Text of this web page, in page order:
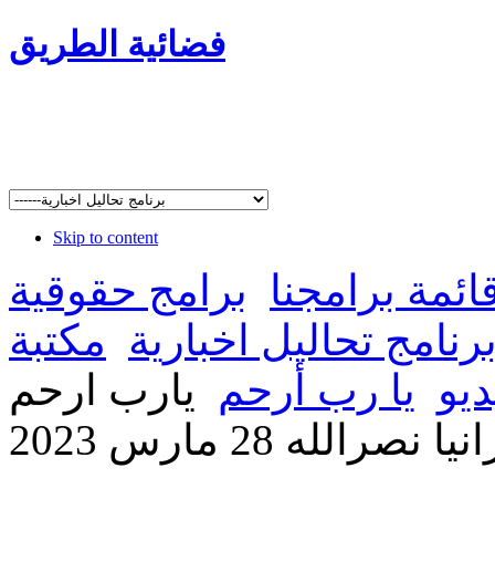
فضائية الطريق
Skip to content
برامجنا
برامج حقوقية
تحاليل اخبارية مكتبة
يا رب أرحم
يارب ارحم
28 مارس 2023